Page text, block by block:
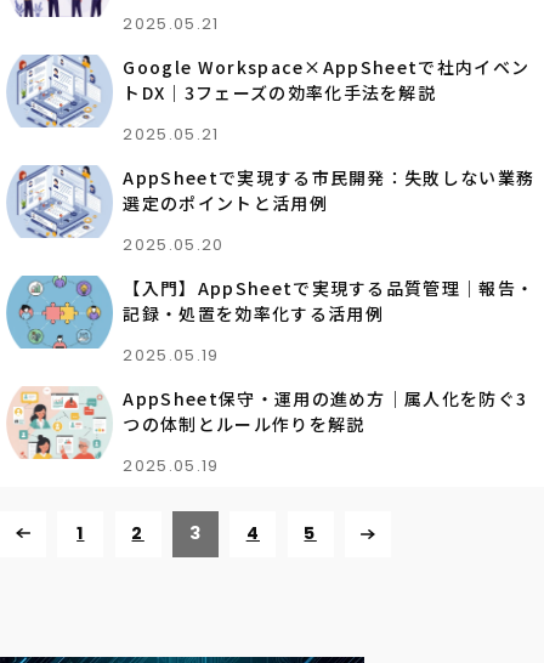
2025.05.21
Google Workspace×AppSheetで社内イベン
トDX｜3フェーズの効率化手法を解説
2025.05.21
AppSheetで実現する市民開発：失敗しない業務
選定のポイントと活用例
2025.05.20
【入門】AppSheetで実現する品質管理｜報告・
記録・処置を効率化する活用例
2025.05.19
AppSheet保守・運用の進め方｜属人化を防ぐ3
つの体制とルール作りを解説
2025.05.19
1 2 3 4 5